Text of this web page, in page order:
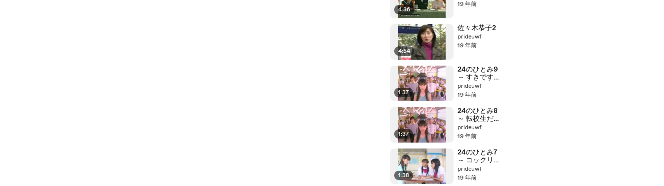
4:36
19 年前
4:54
佐々木恭子2
prideuwf
19 年前
1:37
24のひとみ9
～ すきです！
ひとみ先生
prideuwf
19 年前
1:37
24のひとみ8
～ 転校生だ
よ！
prideuwf
19 年前
1:38
24のひとみ7
～ コックリさ
んだよ！
prideuwf
19 年前